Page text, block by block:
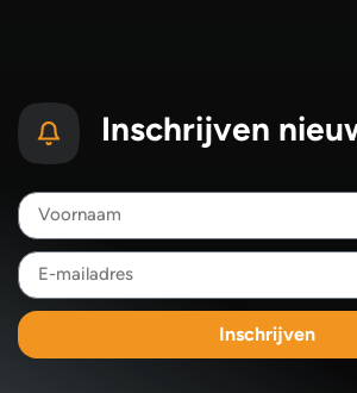
Inschrijven
Inschrijven